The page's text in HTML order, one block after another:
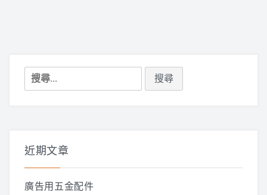
搜
尋
近期文章
廣告用五金配件